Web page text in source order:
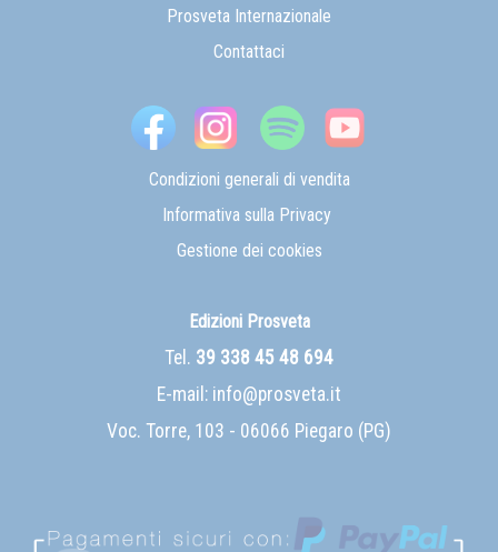
Prosveta Internazionale
Contattaci
Condizioni generali di vendita
Informativa sulla Privacy
Gestione dei cookies
Edizioni Prosveta
Tel. 39 338 45 48 694
E-mail: info@prosveta.it
Voc. Torre, 103 - 06066 Piegaro (PG)